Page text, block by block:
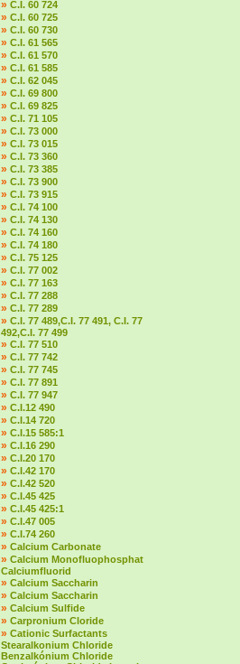
» C.I. 60 724
» C.I. 60 725
» C.I. 60 730
» C.I. 61 565
» C.I. 61 570
» C.I. 61 585
» C.I. 62 045
» C.I. 69 800
» C.I. 69 825
» C.I. 71 105
» C.I. 73 000
» C.I. 73 015
» C.I. 73 360
» C.I. 73 385
» C.I. 73 900
» C.I. 73 915
» C.I. 74 100
» C.I. 74 130
» C.I. 74 160
» C.I. 74 180
» C.I. 75 125
» C.I. 77 002
» C.I. 77 163
» C.I. 77 288
» C.I. 77 289
» C.I. 77 489,C.I. 77 491, C.I. 77
492,C.I. 77 499
» C.I. 77 510
» C.I. 77 742
» C.I. 77 745
» C.I. 77 891
» C.I. 77 947
» C.I.12 490
» C.I.14 720
» C.I.15 585:1
» C.I.16 290
» C.I.20 170
» C.I.42 170
» C.I.42 520
» C.I.45 425
» C.I.45 425:1
» C.I.47 005
» C.I.74 260
» Calcium Carbonate
» Calcium Monofluophosphat
Calciumfluorid
» Calcium Saccharin
» Calcium Saccharin
» Calcium Sulfide
» Carpronium Cloride
» Cationic Surfactants
Stearalkonium Chloride
Benzalkónium Chloride